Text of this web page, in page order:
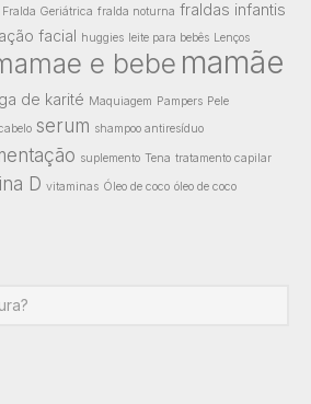
Fralda Geriátrica fralda noturna fraldas infantis
facial huggies leite para bebês Lenços
e bebe mamãe
de karité Maquiagem Pampers Pele
serum shampoo antiresíduo
suplemento Tena tratamento capilar
D vitaminas Óleo de coco óleo de coco